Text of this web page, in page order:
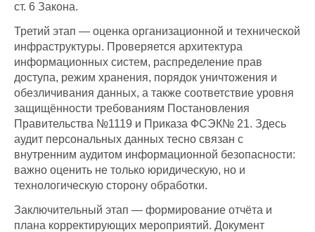
ст. 6 Закона.
Третий этап — оценка организационной и технической
инфраструктуры. Проверяется архитектура
информационных систем, распределение прав
доступа, режим хранения, порядок уничтожения и
обезличивания данных, а также соответствие уровня
защищённости требованиям Постановления
Правительства №1119 и Приказа ФСЭК№ 21. Здесь
аудит персональных данных тесно связан с
внутренним аудитом информационной безопасности:
важно оценить не только юридическую, но и
технологическую сторону обработки.
Заключительный этап — формирование отчёта и
плана корректирующих мероприятий. Документ